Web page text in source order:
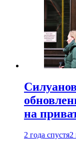
на
2 года спустя2